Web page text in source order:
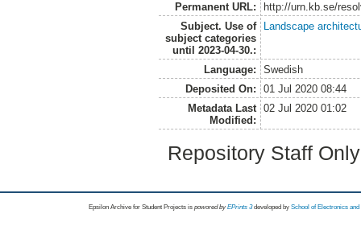
Permanent URL:
http://urn.kb.se/
Subject. Use of
subject categories
until 2023-04-30.:
Landscape
Language:
Swedish
Deposited On:
01 Jul 2020 08:44
Metadata Last
Modified:
02 Jul 2020 01:02
Repository Staff
Epsilon Archive for Student Projects is powored byEPrints 3 developed by School of Electronics